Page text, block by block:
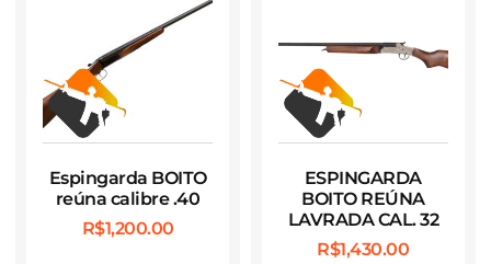
Espingarda BOITO
reúna calibre .40
R$1,200.00
ESPINGARDA
BOITO REÚNA
LAVRADA CAL. 32
R$1,430.00